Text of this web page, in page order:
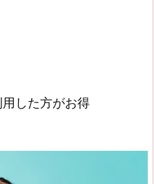
した方がお得